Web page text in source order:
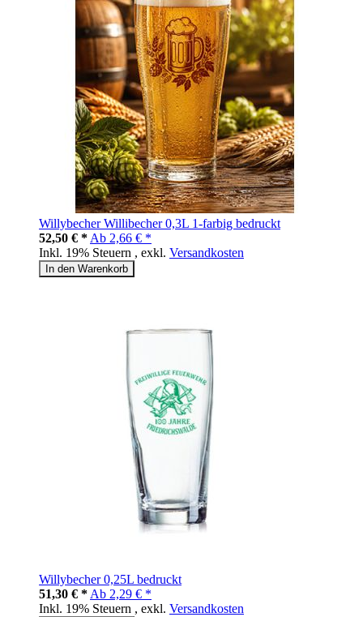
Willybecher Willibecher 0,3L 1-farbig bedruckt
52,50 € * Ab 2,66 € *
Inkl. 19% Steuern , exkl. Versandkosten
In den Warenkorb
Willybecher 0,25L bedruckt
51,30 € * Ab 2,29 € *
Inkl. 19% Steuern , exkl. Versandkosten